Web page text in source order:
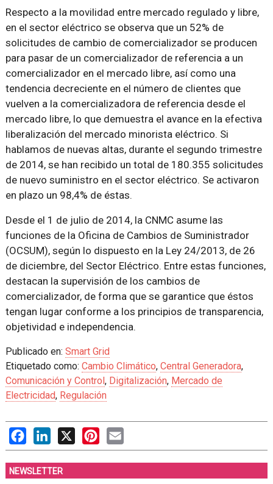
Respecto a la movilidad entre mercado regulado y libre,
en el sector eléctrico se observa que un 52% de
solicitudes de cambio de comercializador se producen
para pasar de un comercializador de referencia a un
comercializador en el mercado libre, así como una
tendencia decreciente en el número de clientes que
vuelven a la comercializadora de referencia desde el
mercado libre, lo que demuestra el avance en la efectiva
liberalización del mercado minorista eléctrico. Si
hablamos de nuevas altas, durante el segundo trimestre
de 2014, se han recibido un total de 180.355 solicitudes
de nuevo suministro en el sector eléctrico. Se activaron
en plazo un 98,4% de éstas.
Desde el 1 de julio de 2014, la CNMC asume las
funciones de la Oficina de Cambios de Suministrador
(OCSUM), según lo dispuesto en la Ley 24/2013, de 26
de diciembre, del Sector Eléctrico. Entre estas funciones,
destacan la supervisión de los cambios de
comercializador, de forma que se garantice que éstos
tengan lugar conforme a los principios de transparencia,
objetividad e independencia.
Publicado en: Smart Grid
Etiquetado como: Cambio Climático, Central Generadora,
Comunicación y Control, Digitalización, Mercado de
Electricidad, Regulación
FacebookLinkedIn
X PinterestEmail
NEWSLETTER